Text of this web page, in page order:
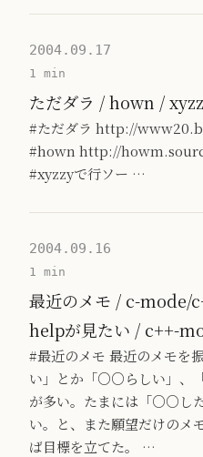
2004.09.17
1 min
ただダラ / hown /
#ただダラ http://
#hown http://
#xyzzyで行ソー …
2004.09.16
1 min
最近のメモ / c-mode/
helpが見たい / c++-
#最近のメモ 最近のメモ
い」とか「○○らしい」、
が多い。たまには「○○し
い。と、また願望だけのメ
ば目標を立てた。 …